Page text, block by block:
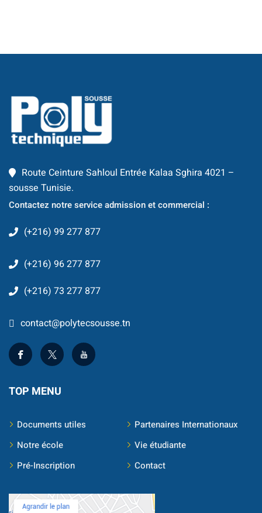
et Automatique
Logiciel et
Intelligence
& IA
Route Ceinture Sahloul Entrée Kalaa Sghira 4021 –
sousse Tunisie.
Contactez notre service admission et commercial :
(+216) 99 277 877
(+216) 96 277 877
(+216) 73 277 877
contact@polytecsousse.tn
TOP MENU
Documents utiles
Partenaires Internationaux
Notre école
Vie étudiante
Pré-Inscription
Contact